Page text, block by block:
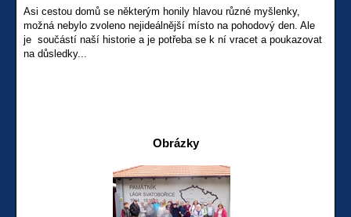
Asi cestou domů se některým honily hlavou různé myšlenky,
možná nebylo zvoleno nejideálnější místo na pohodový den. Ale
je součástí naší historie a je potřeba se k ní vracet a poukazovat
na důsledky...
Obrázky